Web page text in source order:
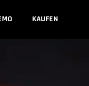
KAUFEN